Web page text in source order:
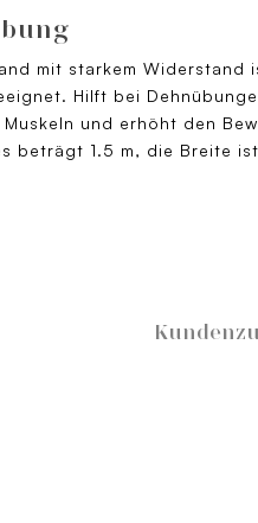
mit starkem
Hilft bei
und erhöht den
beträgt 1.5 m, die Breite